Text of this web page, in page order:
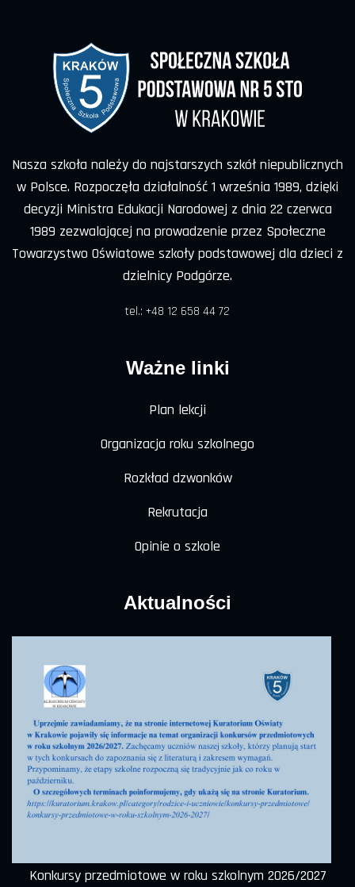
Nasza szkoła należy do najstarszych szkół niepublicznych
w Polsce. Rozpoczęła działalność 1 września 1989, dzięki
decyzji Ministra Edukacji Narodowej z dnia 22 czerwca
1989 zezwalającej na prowadzenie przez Społeczne
Towarzystwo Oświatowe szkoły podstawowej dla dzieci z
dzielnicy Podgórze.
tel.: +48 12 658 44 72
Ważne linki
Plan lekcji
Organizacja roku szkolnego
Rozkład dzwonków
Rekrutacja
Opinie o szkole
Aktualności
Konkursy przedmiotowe w roku szkolnym 2026/2027